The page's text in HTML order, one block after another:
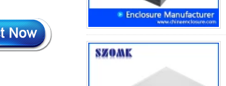
mm T/H Sensor
Cintos de plástico
enrutador
5G Mini
Wifi carcasa AK-